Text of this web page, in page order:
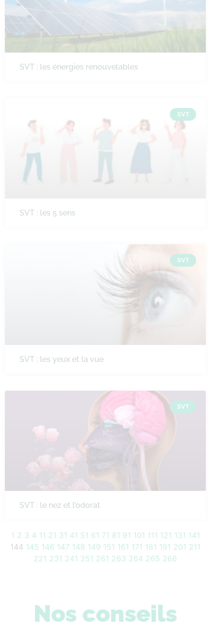
SVT : les énergies renouvelables
SVT
SVT : les 5 sens
SVT
SVT : les yeux et la vue
SVT
SVT : le nez et l’odorat
1 2 3 4 11 21 31 41 51 61 71 81 91 101 111 121 131 141
144 145 146 147 148 149 151 161 171 181 191 201 211
221 231 241 251 261 263 264 265 266
Nos conseils